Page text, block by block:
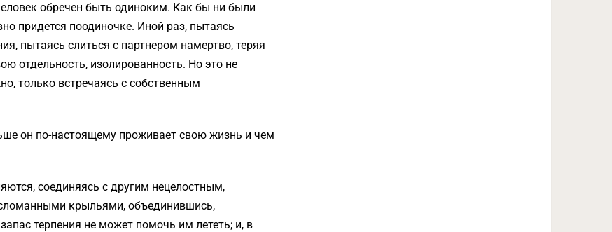
обречен быть одиноким. Как бы ни были
придется поодиночке. Иной раз, пытаясь
пытаясь слиться с партнером намертво, теряя
отдельность, изолированность. Но это не
только встречаясь с собственным
он по-настоящему проживает свою жизнь и чем
соединяясь с другим нецелостным,
крыльями, объединившись,
терпения не может помочь им лететь; и, в